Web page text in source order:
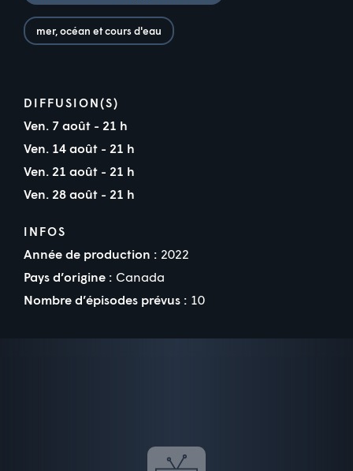
mer, océan et cours d'eau
DIFFUSION(S)
Ven. 7 août - 21 h
Ven. 14 août - 21 h
Ven. 21 août - 21 h
Ven. 28 août - 21 h
INFOS
Année de production : 2022
Pays d’origine : Canada
Nombre d’épisodes prévus : 10